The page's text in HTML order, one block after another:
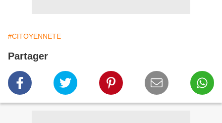
#CITOYENNETE
Partager